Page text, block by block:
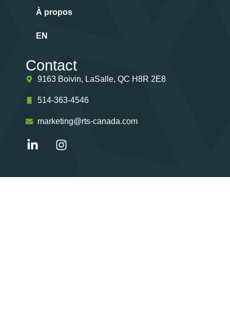
À propos
EN
Contact
9163 Boivin, LaSalle, QC H8R 2E8
514-363-4546
marketing@rts-canada.com